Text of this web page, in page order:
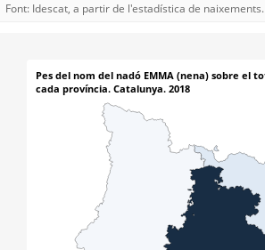
Font: Idescat, a partir de l'estadística de naixements.